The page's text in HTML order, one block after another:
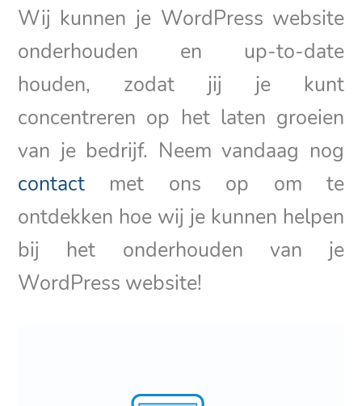
Wij kunnen je WordPress website
onderhouden en up-to-date
houden, zodat jij je kunt
concentreren op het laten groeien
van je bedrijf. Neem vandaag nog
contactmet ons op om te
ontdekken hoe wij je kunnen helpen
bij het onderhouden van je
WordPress website!